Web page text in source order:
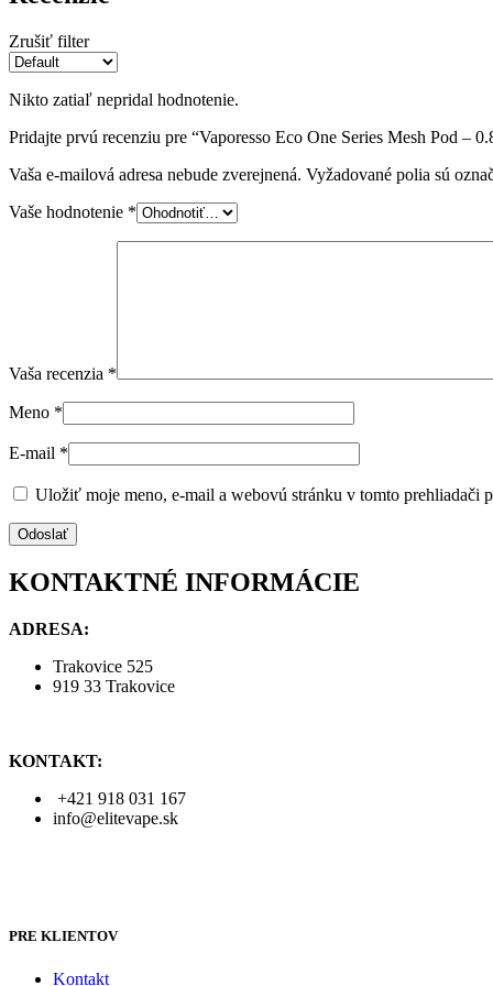
Zrušiť filter
Nikto zatiaľ nepridal hodnotenie.
Pridajte prvú recenziu pre “Vaporesso Eco One Series Mesh Pod –
Vaša e-mailová adresa nebude zverejnená. Vyžadované polia sú
Vaše hodnotenie *
Vaša recenzia *
Meno *
E-mail *
Uložiť moje meno, e-mail a webovú stránku v tomto prehliadači
KONTAKTNÉ INFORMÁCIE
ADRESA:
Trakovice 525
919 33 Trakovice
KONTAKT:
+421 918 031 167
info@elitevape.sk
PRE KLIENTOV
Kontakt